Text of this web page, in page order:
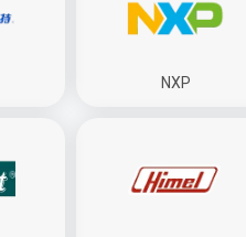
NXP